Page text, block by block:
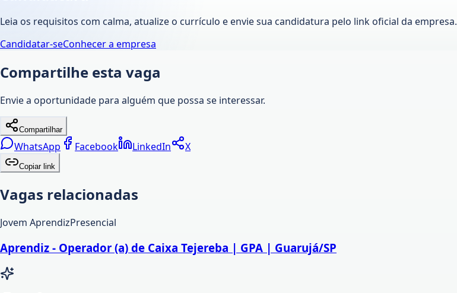
Leia os requisitos com calma, atualize o currículo e envie sua candidatura pelo link oficial da empresa.
Candidatar-seConhecer a empresa
Compartilhe esta vaga
Envie a oportunidade para alguém que possa se interessar.
Compartilhar
WhatsApp Facebook LinkedIn X
Copiar link
Vagas relacionadas
Jovem AprendizPresencial
Aprendiz - Operador (a) de Caixa Tejereba | GPA | Guarujá/SP